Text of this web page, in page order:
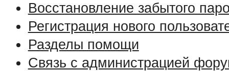
Восстановление забытого
Регистрация нового
Разделы помощи
Связь с администрацией